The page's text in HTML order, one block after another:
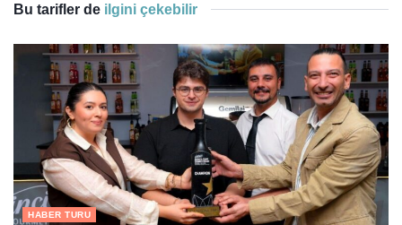
Bu tarifler de ilgini çekebilir
HABER TURU